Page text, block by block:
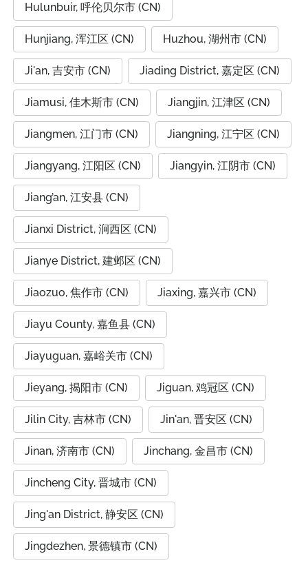
Hulunbuir, 呼伦贝尔市 (CN)
Hunjiang, 浑江区 (CN) Huzhou, 湖州市 (CN)
Ji'an, 吉安市 (CN) Jiading District, 嘉定区 (CN)
Jiamusi, 佳木斯市 (CN) Jiangjin, 江津区 (CN)
Jiangmen, 江门市 (CN) Jiangning, 江宁区 (CN)
Jiangyang, 江阳区 (CN) Jiangyin, 江阴市 (CN)
Jiang’an, 江安县 (CN)
Jianxi District, 涧西区 (CN)
Jianye District, 建邺区 (CN)
Jiaozuo, 焦作市 (CN) Jiaxing, 嘉兴市 (CN)
Jiayu County, 嘉鱼县 (CN)
Jiayuguan, 嘉峪关市 (CN)
Jieyang, 揭阳市 (CN) Jiguan, 鸡冠区 (CN)
Jilin City, 吉林市 (CN) Jin'an, 晋安区 (CN)
Jinan, 济南市 (CN) Jinchang, 金昌市 (CN)
Jincheng City, 晋城市 (CN)
Jing'an District, 静安区 (CN)
Jingdezhen, 景德镇市 (CN)